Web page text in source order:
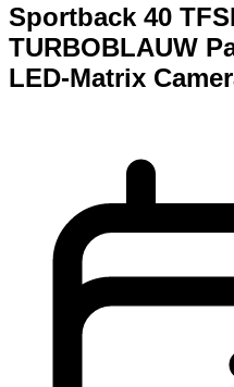
Sportback 40
TURBOBLAUW
LED-Matrix